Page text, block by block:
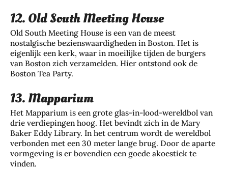
12. Old South Meeting House
Old South Meeting House is een van de meest
nostalgische bezienswaardigheden in Boston. Het is
eigenlijk een kerk, waar in moeilijke tijden de burgers
van Boston zich verzamelden. Hier ontstond ook de
Boston Tea Party.
13. Mapparium
Het Mapparium is een grote glas-in-lood-wereldbol van
drie verdiepingen hoog. Het bevindt zich in de Mary
Baker Eddy Library. In het centrum wordt de wereldbol
verbonden met een 30 meter lange brug. Door de aparte
vormgeving is er bovendien een goede akoestiek te
vinden.